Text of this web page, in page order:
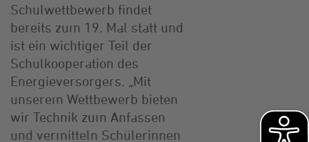
Schulwettbewerb findet
bereits zum 19. Mal statt und
ist ein wichtiger Teil der
Schulkooperation des
Energieversorgers. „Mit
unserem Wettbewerb bieten
wir Technik zum Anfassen
und vermitteln Schülerinnen